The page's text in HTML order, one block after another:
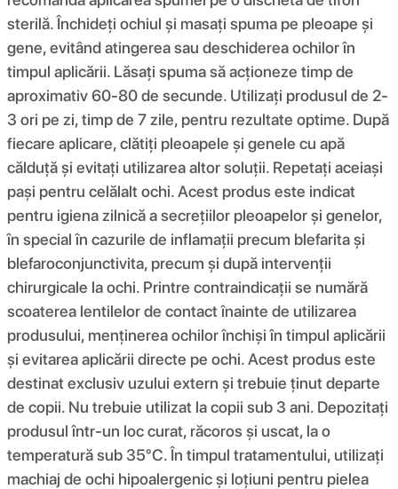
sterilă. Închideți ochiul și masați spuma pe pleoape și
gene, evitând atingerea sau deschiderea ochilor în
timpul aplicării. Lăsați spuma să acționeze timp de
aproximativ 60-80 de secunde. Utilizați produsul de 2-
3 ori pe zi, timp de 7 zile, pentru rezultate optime. După
fiecare aplicare, clătiți pleoapele și genele cu apă
călduță și evitați utilizarea altor soluții. Repetați aceiași
pași pentru celălalt ochi. Acest produs este indicat
pentru igiena zilnică a secrețiilor pleoapelor și genelor,
în special în cazurile de inflamații precum blefarita și
blefaroconjunctivita, precum și după intervenții
chirurgicale la ochi. Printre contraindicații se numără
scoaterea lentilelor de contact înainte de utilizarea
produsului, menținerea ochilor închiși în timpul aplicării
și evitarea aplicării directe pe ochi. Acest produs este
destinat exclusiv uzului extern și trebuie ținut departe
de copii. Nu trebuie utilizat la copii sub 3 ani. Depozitați
produsul într-un loc curat, răcoros și uscat, la o
temperatură sub 35°C. În timpul tratamentului, utilizați
machiaj de ochi hipoalergenic și loțiuni pentru pielea